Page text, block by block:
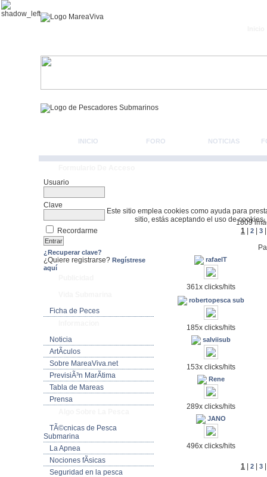
Este sitio emplea cookies como ayuda para
sitio, estás aceptando el uso de cookies.
INICIO FORO NOTICIAS
Usuario
Clave
Recordarme
¿Recuperar clave?
¿Quiere registrarse? Regístrese
aquí
Ficha de Peces
Noticia
ArtÃ­culos
Sobre MareaViva.net
PrevisiÃ³n MarÃ­tima
Tabla de Mareas
Prensa
TÃ©cnicas de Pesca
Submarina
La Apnea
Nociones fÃ­sicas
Seguridad en la pesca
1809
1 | 2 | 3
rafaelT
361x clicks/hits
robertopesca sub
185x clicks/hits
salviisub
153x clicks/hits
Rene
289x clicks/hits
JANO
496x clicks/hits
1 2 3